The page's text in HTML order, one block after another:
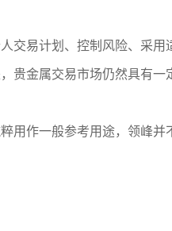
交易计划、控制风险、采
贵金属交易市场仍然具有
用作一般参考用途，领峰